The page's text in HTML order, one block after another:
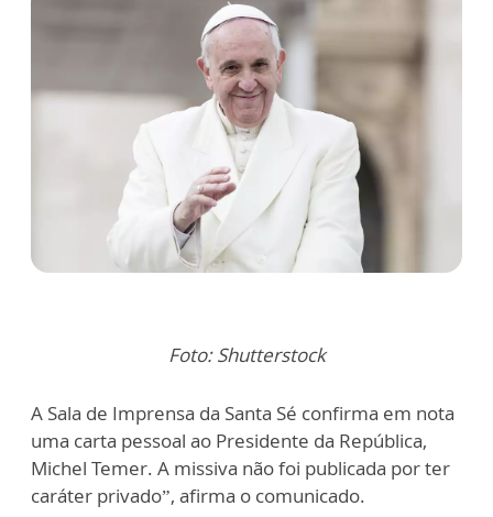
Foto: Shutterstock
A Sala de Imprensa da Santa Sé confirma em nota
uma carta pessoal ao Presidente da República,
Michel Temer. A missiva não foi publicada por ter
caráter privado”, afirma o comunicado.